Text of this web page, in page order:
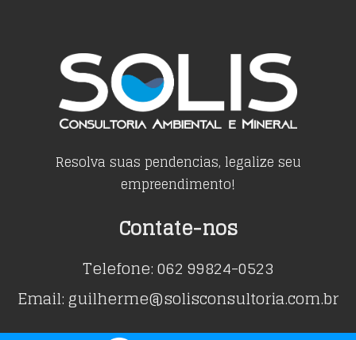
Resolva suas pendencias, legalize seu
empreendimento!
Contate-nos
Telefone: 062 99824-0523
Email: guilherme@solisconsultoria.com.br